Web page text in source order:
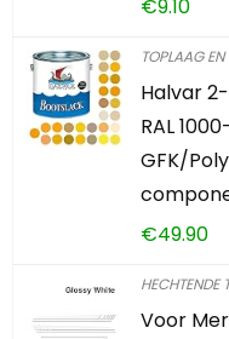
€9.10
TOPLAAG EN
Halvar
RAL
GFK/
€49.90
HECHTENDE
Voor